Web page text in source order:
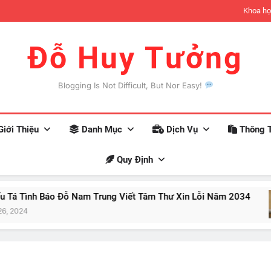
Khoa
Đỗ Huy Tưởng
Blogging Is Not Difficult, But Nor Easy!
Thiệu Danh Mục Dịch Vụ Thông
Quy Định
Đỗ Nam Trung Viết Tâm Thư Xin Lỗi Năm 2034